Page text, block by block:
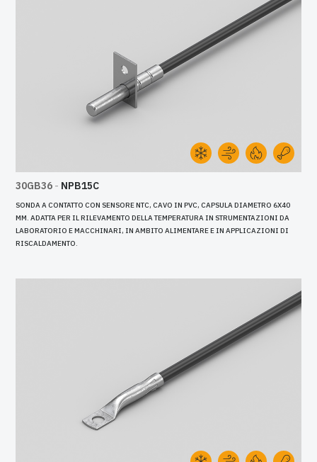
30GB36 - NPB15C
SONDA A CONTATTO CON SENSORE NTC, CAVO IN PVC, CAPSULA DIAMETRO 6X40
MM. ADATTA PER IL RILEVAMENTO DELLA TEMPERATURA IN STRUMENTAZIONI DA
LABORATORIO E MACCHINARI, IN AMBITO ALIMENTARE E IN APPLICAZIONI DI
RISCALDAMENTO.